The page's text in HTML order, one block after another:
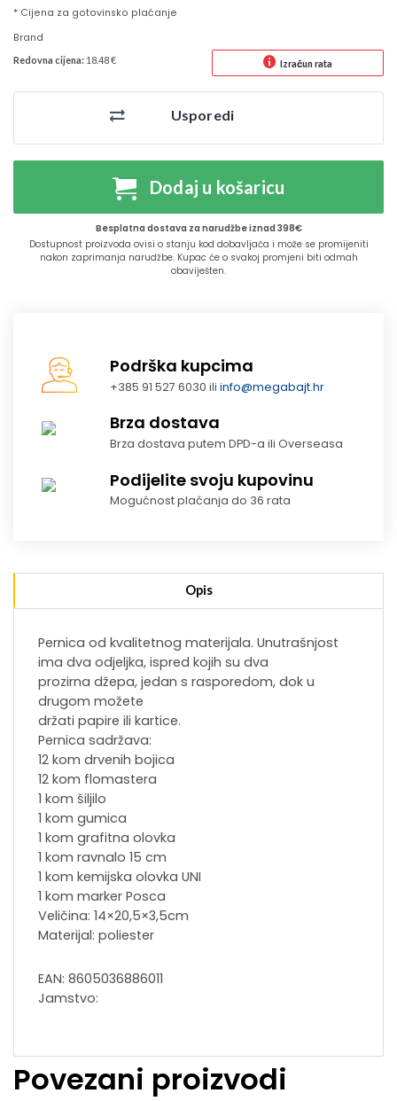
* Cijena za gotovinsko plaćanje
Brand
Redovna cijena: 18.48 € Izračun rata
Usporedi
Dodaj u košaricu
Besplatna dostava za narudžbe iznad 398€
Dostupnost proizvoda ovisi o stanju kod dobavljača i može se promijeniti
nakon zaprimanja narudžbe. Kupac će o svakoj promjeni biti odmah
obaviješten.
Podrška kupcima
+385 91 527 6030 iliinfo@megabajt.hr
Brza dostava
Brza dostava putem DPD-a ili Overseasa
Podijelite svoju kupovinu
Mogućnost plaćanja do 36 rata
Opis
Pernica od kvalitetnog materijala. Unutrašnjost
ima dva odjeljka, ispred kojih su dva
prozirna džepa, jedan s rasporedom, dok u
drugom možete
držati papire ili kartice.
Pernica sadržava:
12 kom drvenih bojica
12 kom flomastera
1 kom šiljilo
1 kom gumica
1 kom grafitna olovka
1 kom ravnalo 15 cm
1 kom kemijska olovka UNI
1 kom marker Posca
Veličina: 14×20,5×3,5cm
Materijal: poliester
EAN: 8605036886011
Jamstvo:
Povezani proizvodi